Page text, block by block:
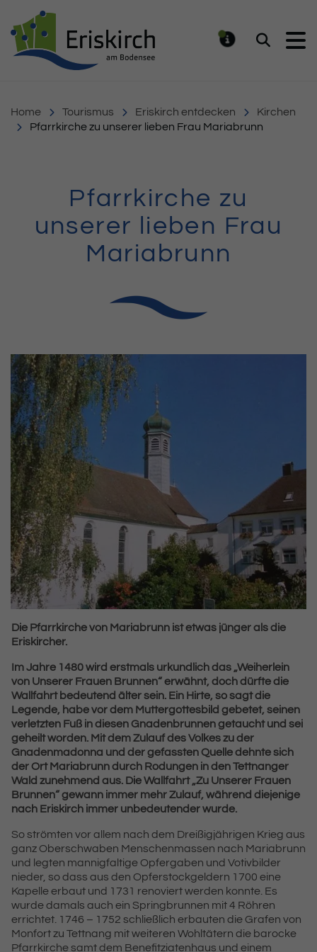
Suchen
Home Tourismus Eriskirch entdecken
Kirchen
Pfarrkirche zu unserer lieben Frau Mariabrunn
Pfarrkirche zu
unserer lieben Frau
Mariabrunn
Die Pfarrkirche von Mariabrunn ist etwas jünger als die
Eriskircher.
Im Jahre 1480 wird erstmals urkundlich das „Weiherlein
von Unserer Frauen Brunnen“ erwähnt, doch dürfte die
Wallfahrt bedeutend älter sein. Ein Hirte, so sagt die
Legende, habe vor dem Muttergottesbild gebetet, seinen
verletzten Fuß in diesen Gnadenbrunnen getaucht und sei
geheilt worden. Mit dem Zulauf des Volkes zu der
Gnadenmadonna und der gefassten Quelle dehnte sich
der Ort Mariabrunn durch Rodungen in den Tettnanger
Wald zunehmend aus. Die Wallfahrt „Zu Unserer Frauen
Brunnen“ gewann immer mehr Zulauf, während diejenige
nach Eriskirch immer unbedeutender wurde.
So strömten vor allem nach dem Dreißigjährigen Krieg aus
ganz Oberschwaben Menschenmassen nach Mariabrunn
und legten mannigfaltige Opfergaben und Votivbilder
nieder, so dass aus den Opferstockgeldern 1700 eine
Kapelle erbaut und 1731 renoviert werden konnte. Es
wurde damals auch ein Springbrunnen mit 4 Röhren
errichtet. 1746 – 1752 schließlich erbauten die Grafen von
Monfort zu Tettnang mit weiteren Wohltätern die barocke
Pfarrkirche samt dem Benefitziatenhaus und einem